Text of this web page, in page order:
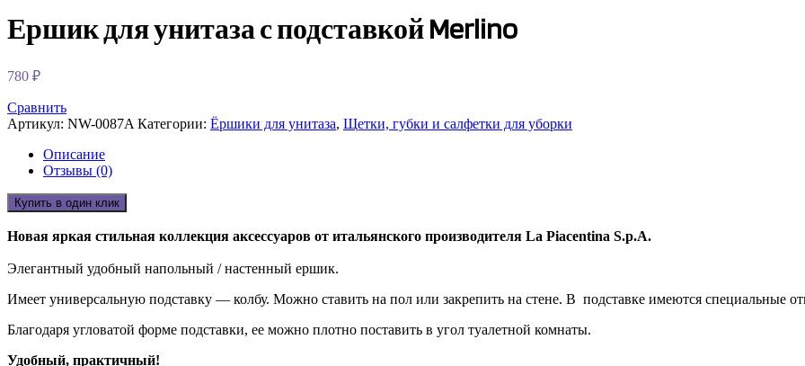
Ершик для унитаза с подставкой Merlino
780 ₽
Сравнить
Артикул: NW-0087A Категории: Ёршики для унитаза, Щетки, губки и салфетки для уборки
Описание
Отзывы (0)
Купить в один клик
Новая яркая стильная коллекция аксессуаров от итальянского производителя La Piacentina S.p.A.
Элегантный удобный напольный / настенный ершик.
Имеет универсальную подставку — колбу. Можно ставить на пол или закрепить на стене. В подставке имеются специальные
Благодаря угловатой форме подставки, ее можно плотно поставить в угол туалетной комнаты.
Удобный, практичный!